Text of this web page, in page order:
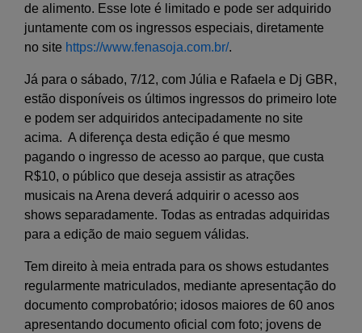
de alimento. Esse lote é limitado e pode ser adquirido
juntamente com os ingressos especiais, diretamente
no site https://www.fenasoja.com.br/.
Já para o sábado, 7/12, com Júlia e Rafaela e Dj GBR,
estão disponíveis os últimos ingressos do primeiro lote
e podem ser adquiridos antecipadamente no site
acima. A diferença desta edição é que mesmo
pagando o ingresso de acesso ao parque, que custa
R$10, o público que deseja assistir as atrações
musicais na Arena deverá adquirir o acesso aos
shows separadamente. Todas as entradas adquiridas
para a edição de maio seguem válidas.
Tem direito à meia entrada para os shows estudantes
regularmente matriculados, mediante apresentação do
documento comprobatório; idosos maiores de 60 anos
apresentando documento oficial com foto; jovens de